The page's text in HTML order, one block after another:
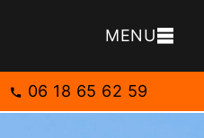
MENU
06 18 65 62 59